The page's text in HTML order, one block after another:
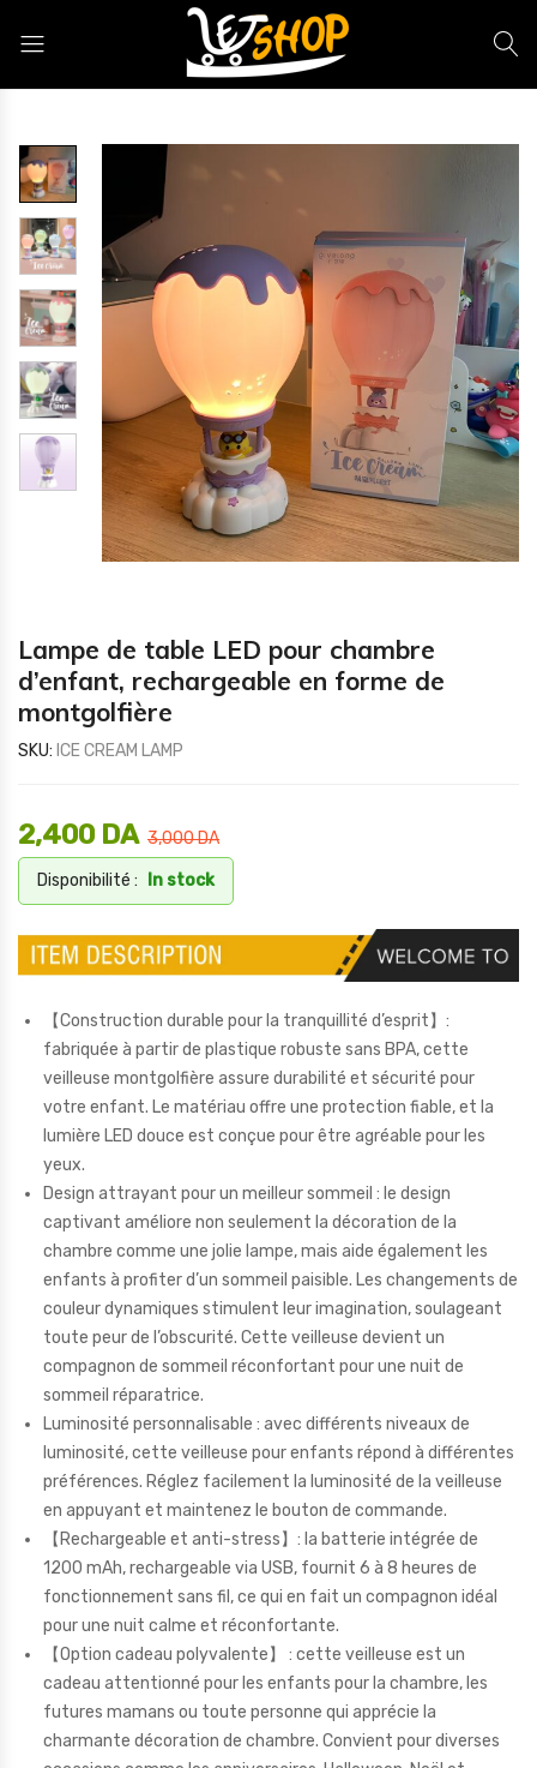
Lampe de table LED pour chambre
d’enfant, rechargeable en forme de
montgolfière
SKU: ICE CREAM LAMP
3,000DA
2,400 DA
Disponibilité : In stock
【Construction durable pour la tranquillité d’esprit】:
fabriquée à partir de plastique robuste sans BPA, cette
veilleuse montgolfière assure durabilité et sécurité pour
votre enfant. Le matériau offre une protection fiable, et la
lumière LED douce est conçue pour être agréable pour les
yeux.
Design attrayant pour un meilleur sommeil : le design
captivant améliore non seulement la décoration de la
chambre comme une jolie lampe, mais aide également les
enfants à profiter d’un sommeil paisible. Les changements de
couleur dynamiques stimulent leur imagination, soulageant
toute peur de l’obscurité. Cette veilleuse devient un
compagnon de sommeil réconfortant pour une nuit de
sommeil réparatrice.
Luminosité personnalisable : avec différents niveaux de
luminosité, cette veilleuse pour enfants répond à différentes
préférences. Réglez facilement la luminosité de la veilleuse
en appuyant et maintenez le bouton de commande.
【Rechargeable et anti-stress】: la batterie intégrée de
1200 mAh, rechargeable via USB, fournit 6 à 8 heures de
fonctionnement sans fil, ce qui en fait un compagnon idéal
pour une nuit calme et réconfortante.
【Option cadeau polyvalente】 : cette veilleuse est un
cadeau attentionné pour les enfants pour la chambre, les
futures mamans ou toute personne qui apprécie la
charmante décoration de chambre. Convient pour diverses